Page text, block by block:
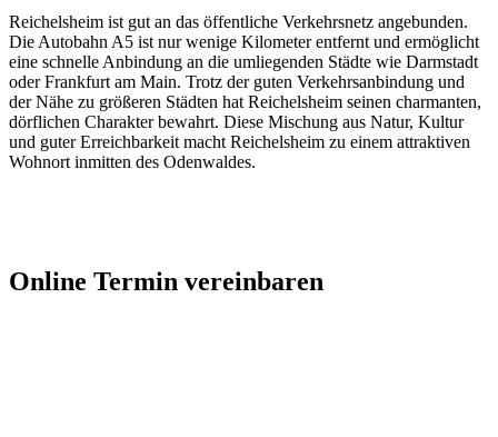
Reichelsheim ist gut an das öffentliche Verkehrsnetz angebunden.
Die Autobahn A5 ist nur wenige Kilometer entfernt und ermöglicht
eine schnelle Anbindung an die umliegenden Städte wie Darmstadt
oder Frankfurt am Main. Trotz der guten Verkehrsanbindung und
der Nähe zu größeren Städten hat Reichelsheim seinen charmanten,
dörflichen Charakter bewahrt. Diese Mischung aus Natur, Kultur
und guter Erreichbarkeit macht Reichelsheim zu einem attraktiven
Wohnort inmitten des Odenwaldes.
Online Termin vereinbaren